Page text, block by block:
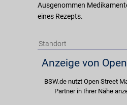
Ausgenommen
eines Rezepts.
Standort
Anzeige von
BSW.de nutzt Open Street
Partner in Ihrer Nähe